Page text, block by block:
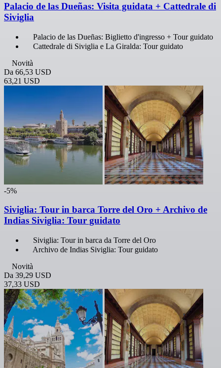
Palacio de las Dueñas: Visita guidata + Cattedrale di
Siviglia
Palacio de las Dueñas: Biglietto d'ingresso + Tour guidato
Cattedrale di Siviglia e La Giralda: Tour guidato
Novità
Da 66,53 USD
63,21 USD
-5%
Siviglia: Tour in barca Torre del Oro + Archivo de
Indias Siviglia: Tour guidato
Siviglia: Tour in barca da Torre del Oro
Archivo de Indias Siviglia: Tour guidato
Novità
Da 39,29 USD
37,33 USD